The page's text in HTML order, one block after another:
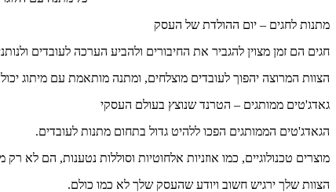
מתנות לחגים – יום ההולדת של העסק
חגים הם זמן מצוין להגביר את החיבורים ולהביע הערכה לעובדים
הצוות המרוצה יהפוך לעובדים מוצלחים, ומתנה מותאמת עם מיתוג
גאדג'טים ממותגים – הטרנד שנוצץ בעולם העסקי
הגאדג'טים הממותגים הפכו ללהיט גדול בתחום מתנות לעובדים.
מוצרים טכנולוגיים, כמו אוזניות אלחוטיות וסוללות נטענות, הם לא
הצוות שלך ירגיש חשוב ויודע שהעסק שלך לא כמו כולם.